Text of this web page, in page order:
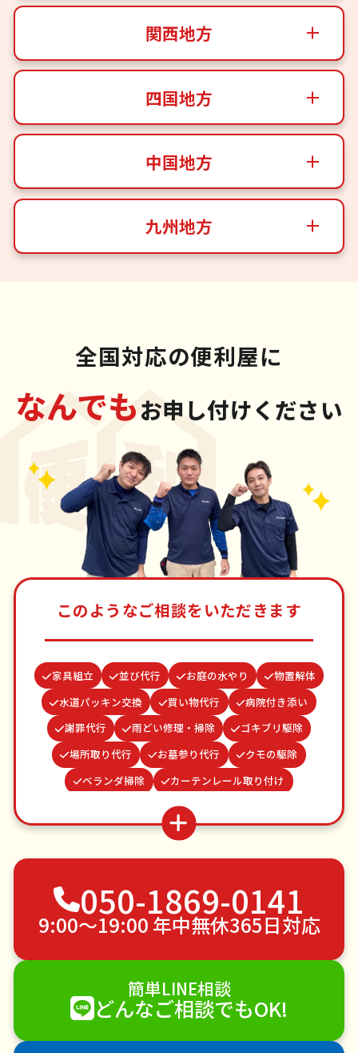
関西地方
四国地方
中国地方
九州地方
全国対応の便利屋に
なんでもお申し付けください
このようなご相談をいただきます
家具組立 並び代行 お庭の水やり
物置解体
水道パッキン交換
買い物代行
病院付き添い
謝罪代行
雨どい修理・掃除
ゴキブリ駆除
場所取り代行
お墓参り代行
クモの駆除
ベランダ掃除
カーテンレール取り付け
蜂の巣駆除
網戸張替え
つた・ツルの撤去
結婚式代理出席
不用品回収
ゴミ屋敷片付け
草刈り・草むしり
植木の伐採
手すり取り付け
ペットのお世話
エアコンクリーニング
DIY・日曜大工
ハウスクリーニング
雪かき・雪下ろし
電球交換
襖（ふすま）の張替え
空き家管理
害獣駆除
防草シート施工
ナメクジ駆除
害虫駆除
050-1869-0141
9:00〜19:00 年中無休365日対応
簡単LINE相談
どんなご相談でもOK!